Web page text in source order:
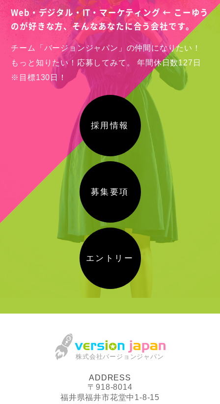
ロゴマークデザイン
Web・デジタル・IT・マーケティング ← こーゆう
のが好きな方、そんなあなたに合う会社です。
チーム「バージョンジャパン」の仲間になりたい！
もっと知りたい！応募してみて。
年間休日数127日
※目標130日！
採用情報
募集要項
エントリー
株式会社バージョンジャパン
ADDRESS
〒918-8014
福井県福井市花堂中1-8-15